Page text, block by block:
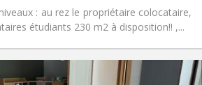
: au rez le propriétaire colocataire,
étudiants 230 m2 à disposition!! ,...
Infos Pratiques